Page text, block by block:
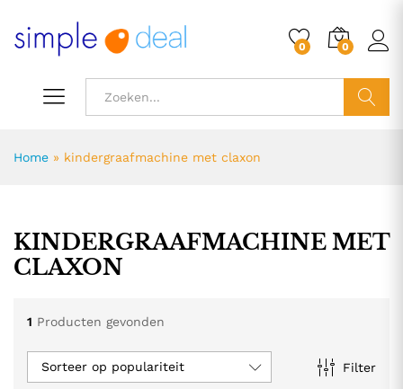
0 0
Home » kindergraafmachine met claxon
KINDERGRAAFMACHINE MET
CLAXON
1 Producten gevonden
Filter
Sorteer op populariteit